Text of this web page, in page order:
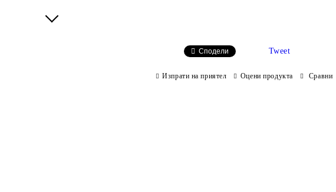
Сподели Tweet
Изпрати на приятел Оцени продукта Сравни